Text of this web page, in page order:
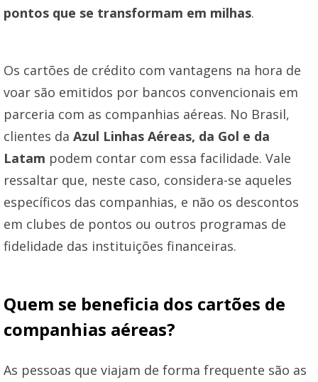
pontos que se transformam em milhas.
Os cartões de crédito com vantagens na hora de
voar são emitidos por bancos convencionais em
parceria com as companhias aéreas. No Brasil,
clientes da Azul Linhas Aéreas, da Gol e da
Latam podem contar com essa facilidade. Vale
ressaltar que, neste caso, considera-se aqueles
específicos das companhias, e não os descontos
em clubes de pontos ou outros programas de
fidelidade das instituições financeiras.
Quem se beneficia dos cartões de
companhias aéreas?
As pessoas que viajam de forma frequente são as